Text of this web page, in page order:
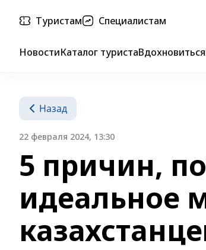
Туристам Специалистам
НовостиКаталог туристаВдохновиться
Назад
22 февраля 2024, 13:30
5 причин,
идеальное